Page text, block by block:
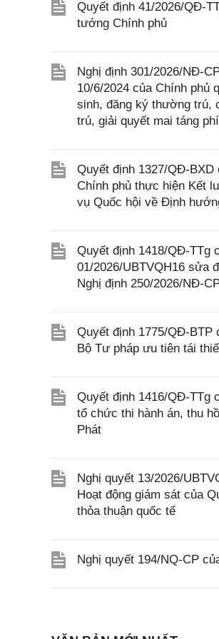
Quyết định 41/2026/QĐ-
tướng Chính phủ
Nghị định 301/2026/NĐ-
10/6/2024 của Chính phủ
sinh, đăng ký thường trú,
trú, giải quyết mai táng
Quyết định 1327/QĐ-BXD
Chính phủ thực hiện Kết
vụ Quốc hội về Định
Quyết định 1418/QĐ-TTg
01/2026/UBTVQH16 sửa
Nghị định 250/2026/NĐ-
Quyết định 1775/QĐ-BTP
Bộ Tư pháp ưu tiên tái
Quyết định 1416/QĐ-TTg
tổ chức thi hành án, thu
Phát
Nghị quyết 13/2026/
Hoạt động giám sát của
thỏa thuận quốc tế
Nghị quyết 194/NQ-CP